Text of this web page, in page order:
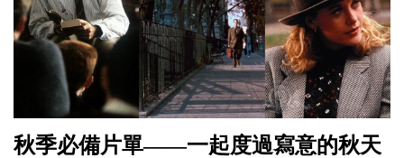
秋季必備片單——一起度過寫意的秋天